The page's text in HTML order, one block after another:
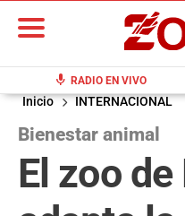
mic RADIO EN VIVO
Inicio INTERNACIONAL
Bienestar animal
El zoo